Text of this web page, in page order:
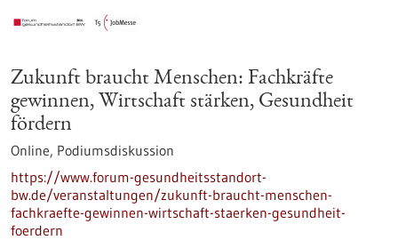
Zukunft braucht Menschen: Fachkräfte
gewinnen, Wirtschaft stärken, Gesundheit
fördern
Online, Podiumsdiskussion
https://www.forum-gesundheitsstandort-
bw.de/veranstaltungen/zukunft-braucht-menschen-
fachkraefte-gewinnen-wirtschaft-staerken-gesundheit-
foerdern